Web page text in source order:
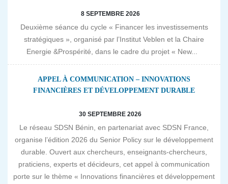
8 SEPTEMBRE 2026
Deuxième séance du cycle « Financer les investissements
stratégiques », organisé par l’Institut Veblen et la Chaire
Energie &Prospérité, dans le cadre du projet « New...
APPEL À COMMUNICATION – INNOVATIONS
FINANCIÈRES ET DÉVELOPPEMENT DURABLE
30 SEPTEMBRE 2026
Le réseau SDSN Bénin, en partenariat avec SDSN France,
organise l’édition 2026 du Senior Policy sur le développement
durable. Ouvert aux chercheurs, enseignants-chercheurs,
praticiens, experts et décideurs, cet appel à communication
porte sur le thème « Innovations financières et développement